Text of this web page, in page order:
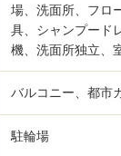
場、洗面所、フロ
具、シャンプード
機、洗面所独立、
バルコニー、都市
駐輪場